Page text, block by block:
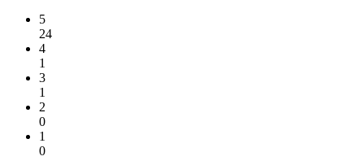
5
24
4
1
3
1
2
0
1
0